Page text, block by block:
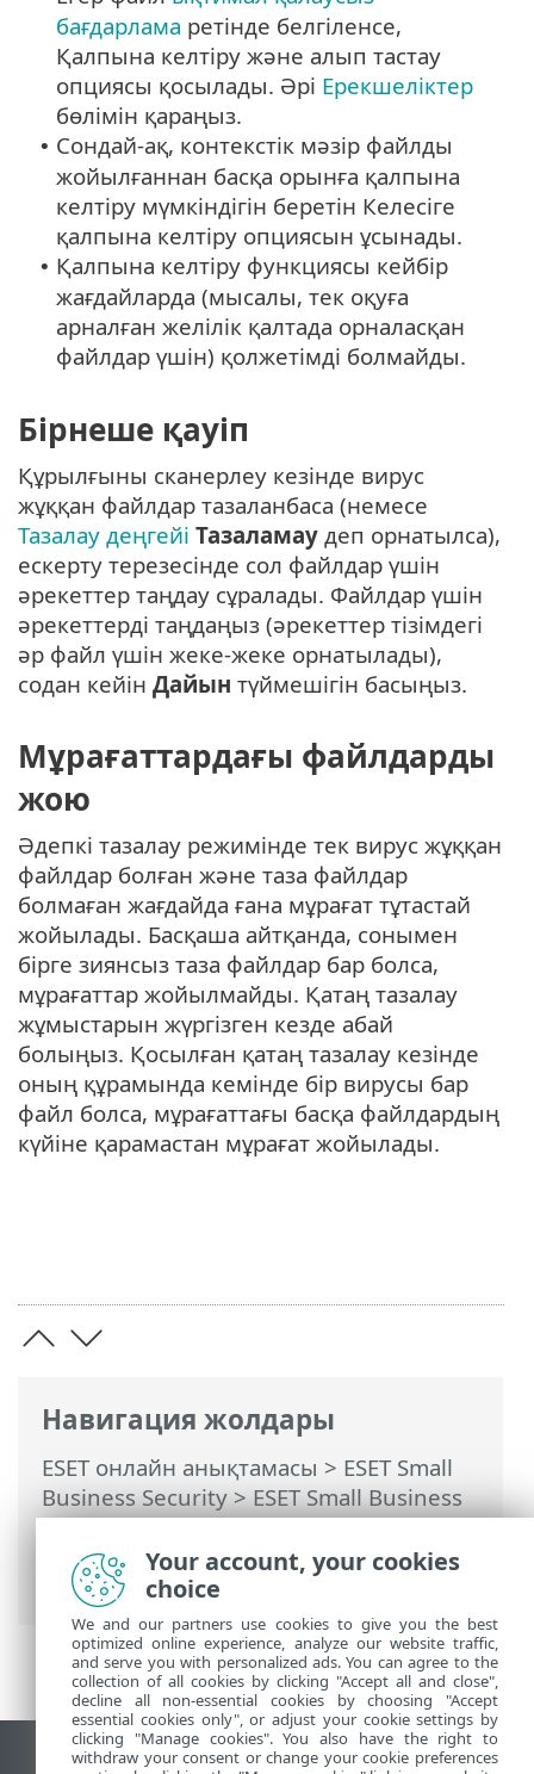
Навигация жолдары
ESET онлайн анықтамасы > ESET Small
Business Security>ESET Small Business
Security бағдарламасымен жұмыс істеу
Реттеу >Құрылғыны қорғау >
Инфильтрация анықталды
бағдарлама ретінде белгіленсе,
Қалпына келтіру және алып тастау
опциясы қосылады. Әрі Ерекшеліктер
бөлімін қараңыз.
• Сондай-ақ, контекстік мәзір файлды
жойылғаннан басқа орынға қалпына
келтіру мүмкіндігін беретін Келесіге
қалпына келтіру опциясын ұсынады.
• Қалпына келтіру функциясы кейбір
жағдайларда (мысалы, тек оқуға
арналған желілік қалтада орналасқан
файлдар үшін) қолжетімді болмайды.
Бірнеше қауіп
Құрылғыны сканерлеу кезінде вирус
жұққан файлдар тазаланбаса (немесе
Тазалау деңгейі Тазаламау деп орнатылса),
ескерту терезесінде сол файлдар үшін
әрекеттер таңдау сұралады. Файлдар үшін
әрекеттерді таңдаңыз (әрекеттер тізімдегі
әр файл үшін жеке-жеке орнатылады),
содан кейін Дайын түймешігін басыңыз.
Мұрағаттардағы файлдарды
жою
Әдепкі тазалау режимінде тек вирус жұққан
файлдар болған және таза файлдар
болмаған жағдайда ғана мұрағат тұтастай
жойылады. Басқаша айтқанда, сонымен
бірге зиянсыз таза файлдар бар болса,
мұрағаттар жойылмайды. Қатаң тазалау
жұмыстарын жүргізген кезде абай
болыңыз. Қосылған қатаң тазалау кезінде
оның құрамында кемінде бір вирусы бар
файл болса, мұрағаттағы басқа файлдардың
күйіне қарамастан мұрағат жойылады.
Your account, your cookies
choice
We and our partners use cookies to give you the best
optimized online experience, analyze our website traffic,
and serve you with personalized ads. You can agree to the
collection of all cookies by clicking "Accept all and close",
decline all non-essential cookies by choosing "Accept
essential cookies only", or adjust your cookie settings by
clicking "Manage cookies". You also have the right to
withdraw your consent or change your cookie preferences